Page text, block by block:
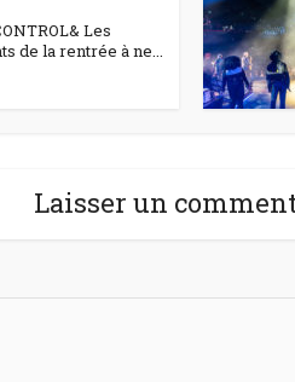
Les
de la rentrée à ne...
Laisser un